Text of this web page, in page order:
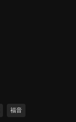
福音